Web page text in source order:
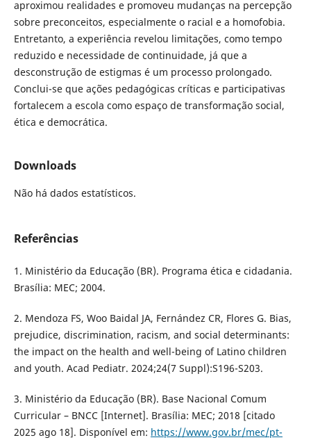
aproximou realidades e promoveu mudanças na percepção
sobre preconceitos, especialmente o racial e a homofobia.
Entretanto, a experiência revelou limitações, como tempo
reduzido e necessidade de continuidade, já que a
desconstrução de estigmas é um processo prolongado.
Conclui-se que ações pedagógicas críticas e participativas
fortalecem a escola como espaço de transformação social,
ética e democrática.
Downloads
Não há dados estatísticos.
Referências
1. Ministério da Educação (BR). Programa ética e cidadania.
Brasília: MEC; 2004.
2. Mendoza FS, Woo Baidal JA, Fernández CR, Flores G. Bias,
prejudice, discrimination, racism, and social determinants:
the impact on the health and well-being of Latino children
and youth. Acad Pediatr. 2024;24(7 Suppl):S196-S203.
3. Ministério da Educação (BR). Base Nacional Comum
Curricular – BNCC [Internet]. Brasília: MEC; 2018 [citado
2025 ago 18]. Disponível em: https://www.gov.br/mec/pt-